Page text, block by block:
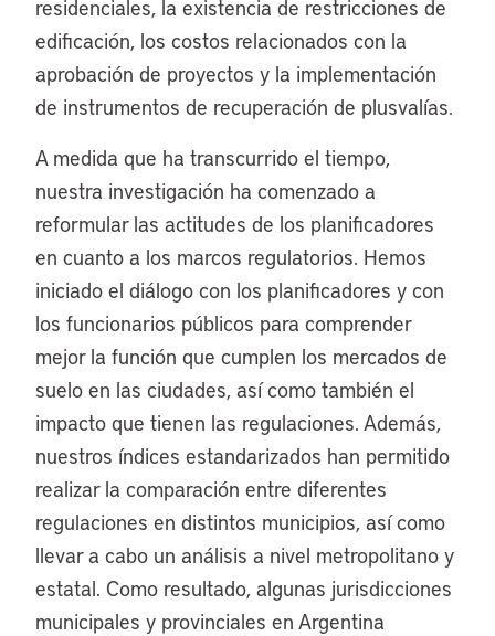
residenciales, la existencia de restricciones de
edificación, los costos relacionados con la
aprobación de proyectos y la implementación
de instrumentos de recuperación de plusvalías.
A medida que ha transcurrido el tiempo,
nuestra investigación ha comenzado a
reformular las actitudes de los planificadores
en cuanto a los marcos regulatorios. Hemos
iniciado el diálogo con los planificadores y con
los funcionarios públicos para comprender
mejor la función que cumplen los mercados de
suelo en las ciudades, así como también el
impacto que tienen las regulaciones. Además,
nuestros índices estandarizados han permitido
realizar la comparación entre diferentes
regulaciones en distintos municipios, así como
llevar a cabo un análisis a nivel metropolitano y
estatal. Como resultado, algunas jurisdicciones
municipales y provinciales en Argentina